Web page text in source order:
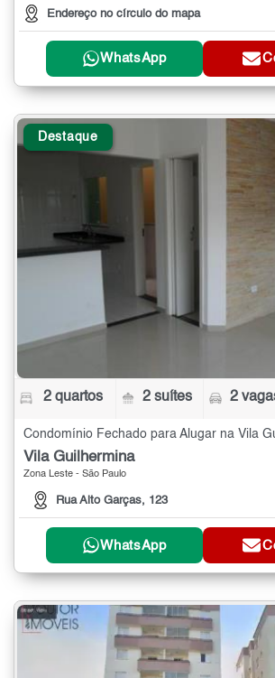
Endereço no círculo do mapa
WhatsApp
Destaque
2 quartos 2 suítes 2
Vila Guilhermina
Zona Leste - São Paulo
Rua Alto Garças, 123
WhatsApp